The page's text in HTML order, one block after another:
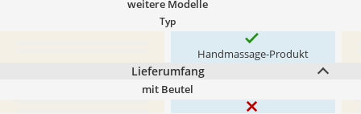
weitere Modelle
Typ
Handmassage-Produkt
Lieferumfang
mit Beutel